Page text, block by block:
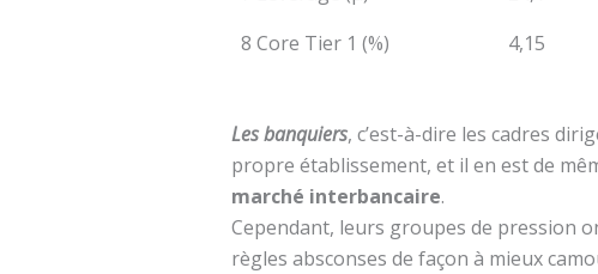
8 Core Tier 1 (%)
4,15
Les banquiers, c’est-à-dire les cadres
propre établissement, et il en est de
marché interbancaire.
Cependant, leurs groupes de pression
règles absconses de façon à mieux